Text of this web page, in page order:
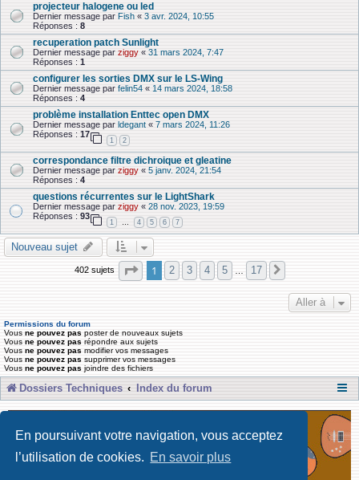
En poursuivant votre navigation, vous acceptez
l’utilisation de cookies. En savoir plus
projecteur halogene ou led
Dernier message par Fish « 3 avr. 2024, 10:55
Réponses : 8
recuperation patch Sunlight
Dernier message par ziggy « 31 mars 2024, 7:47
Réponses : 1
configurer les sorties DMX sur le LS-Wing
Dernier message par felin54 « 14 mars 2024, 18:58
Réponses : 4
problème installation Enttec open DMX
Dernier message par ldegant « 7 mars 2024, 11:26
Réponses : 17
1 2
correspondance filtre dichroique et gleatine
Dernier message par ziggy « 5 janv. 2024, 21:54
Réponses : 4
questions récurrentes sur le LightShark
Dernier message par ziggy « 28 nov. 2023, 19:59
Réponses : 93
1 … 4 5 6 7
Nouveau sujet
402 sujets Page 1sur17
1 2 3 4 5 17
Aller à
Permissions du forum
Vous ne pouvez pas poster de nouveaux sujets
Vous ne pouvez pas répondre aux sujets
Vous ne pouvez pas modifier vos messages
Vous ne pouvez pas supprimer vos messages
Vous ne pouvez pas joindre des fichiers
Dossiers Techniques Index du forum